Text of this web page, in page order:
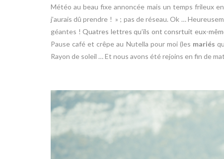
Météo au beau fixe annoncée mais un temps frileux
j’aurais dû prendre ! » ; pas de réseau. Ok …
géantes ! Quatres lettres qu’ils ont consrtuit eux-
Pause café et crêpe au Nutella pour moi (les mariés
Rayon de soleil … Et nous avons été rejoins en fin de